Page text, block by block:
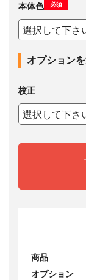
本体色 必須
オプション
校正
商品
オプション